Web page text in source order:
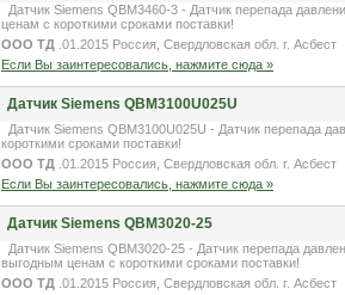
Датчик Siemens QBM3460-3 - Датчик перепада
ценам с короткими сроками поставки!
ООО ТД .01.2015 Россия, Свердловская обл. г. Асбест
Если Вы заинтересовались, нажмите сюда »
Датчик Siemens QBM3100U025U
Датчик Siemens QBM3100U025U - Датчик перепада
короткими сроками поставки!
ООО ТД .01.2015 Россия, Свердловская обл. г. Асбест
Если Вы заинтересовались, нажмите сюда »
Датчик Siemens QBM3020-25
Датчик Siemens QBM3020-25 - Датчик перепада
выгодным ценам с короткими сроками поставки!
ООО ТД .01.2015 Россия, Свердловская обл. г. Асбест